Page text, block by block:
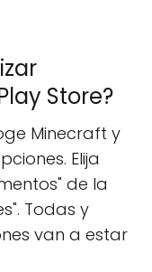
Store?
Minecraft y
Elija
de la
Todas y
van a estar